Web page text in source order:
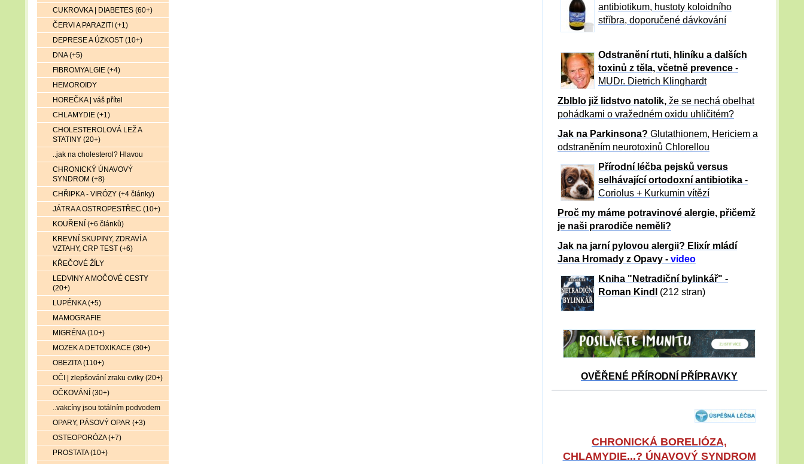
antibiotikum, hustoty koloidního
stříbra, doporučené dávkování
Odstranění rtuti, hliníku a dalších
toxinů z těla, včetně prevence -
MUDr. Dietrich Klinghardt
Zblblo již lidstvo natolik, že se nechá obelhat
pohádkami o vražedném oxidu uhličitém?
Jak na Parkinsona? Glutathionem, Hericiem a
odstraněním neurotoxinů Chlorellou
Přírodní léčba pejsků versus
selhávající ortodoxní antibiotika -
Coriolus + Kurkumin vítězí
Proč my máme potravinové alergie, přičemž
je naši prarodiče neměli?
Jak na jarní pylovou alergii? Elixír mládí
Jana Hromady z Opavy - video
Kniha "Netradiční bylinkář" -
Roman Kindl
(212 stran)
OVĚŘENÉ PŘÍRODNÍ PŘÍPRAVKY
CHRONICKÁ BORELIÓZA,
CHLAMYDIE...? ÚNAVOVÝ SYNDROM
CUKROVKA | DIABETES (60+)
ČERVI A PARAZITI (+1)
DEPRESE A ÚZKOST (10+)
DNA (+5)
FIBROMYALGIE (+4)
HEMOROIDY
HOREČKA | váš přítel
CHLAMYDIE (+1)
CHOLESTEROLOVÁ LEŽ A
STATINY (20+)
..jak na cholesterol? Hlavou
CHRONICKÝ ÚNAVOVÝ
SYNDROM (+8)
CHŘIPKA - VIRÓZY (+4 články)
JÁTRA A OSTROPESTŘEC (10+)
KOUŘENÍ (+6 článků)
KREVNÍ SKUPINY, ZDRAVÍ A
VZTAHY, CRP TEST (+6)
KŘEČOVÉ ŽÍLY
LEDVINY A MOČOVÉ CESTY
(20+)
LUPÉNKA (+5)
MAMOGRAFIE
MIGRÉNA (10+)
MOZEK A DETOXIKACE (30+)
OBEZITA (110+)
OČI | zlepšování zraku cviky (20+)
OČKOVÁNÍ (30+)
..vakcíny jsou totálním podvodem
OPARY, PÁSOVÝ OPAR (+3)
OSTEOPORÓZA (+7)
PROSTATA (10+)